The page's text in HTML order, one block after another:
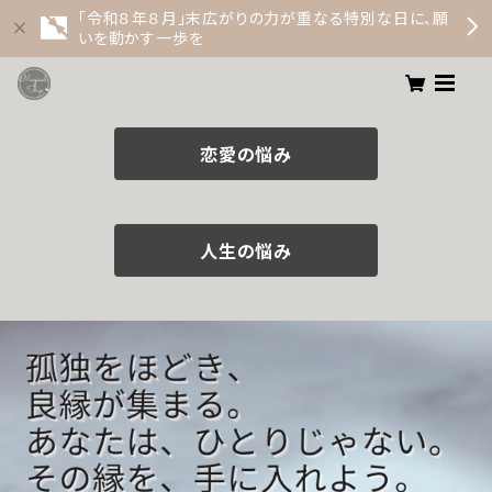
「令和８年８月」末広がりの力が重なる特別な日に、願
いを動かす一歩を
恋愛の悩み
人生の悩み